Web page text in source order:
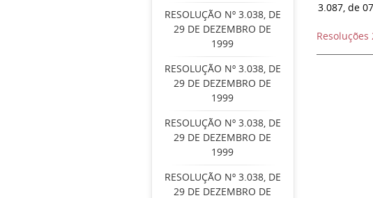
RESOLUÇÃO Nº 3.038, DE
29 DE DEZEMBRO DE
1999
RESOLUÇÃO Nº 3.038, DE
29 DE DEZEMBRO DE
1999
RESOLUÇÃO Nº 3.038, DE
29 DE DEZEMBRO DE
1999
RESOLUÇÃO Nº 3.038, DE
29 DE DEZEMBRO DE
3.087, de
Resoluções